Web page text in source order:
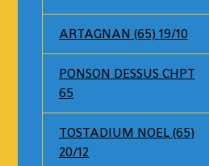
ARTAGNAN (65) 19/10
PONSON DESSUS CHPT
65
TOSTADIUM NOEL (65)
20/12